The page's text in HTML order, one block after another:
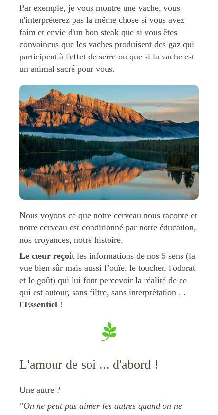
Par exemple, je vous montre une vache, vous
n'interpréterez pas la même chose si vous avez
faim et envie d'un bon steak que si vous êtes
convaincus que les vaches produisent des gaz qui
participent à l'effet de serre ou que si la vache est
un animal sacré pour vous.
Nous voyons ce que notre cerveau nous raconte et
notre cerveau est conditionné par notre éducation,
nos croyances, notre histoire.
Le cœur reçoit les informations de nos 5 sens (la
vue bien sûr mais aussi l’ouïe, le toucher, l'odorat
et le goût) qui lui font percevoir la réalité de ce
qui est autour, sans filtre, sans interprétation ...
l'Essentiel !
L'amour de soi ... d'abord !
Une autre ?
"On ne peut pas aimer les autres quand on ne